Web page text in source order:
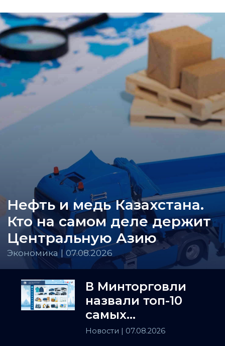
Нефть и медь Казахстана.
Кто на самом деле держит
Центральную Азию
Экономика | 07.08.2026
В Минторговли
назвали топ-10
самых
популярных
Новости | 07.08.2026